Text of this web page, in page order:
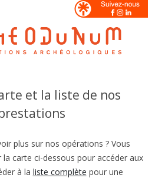
contenu
et la liste de nos
plus sur nos opérations ? Vous
carte ci-dessous pour accéder aux
à la liste complète pour une